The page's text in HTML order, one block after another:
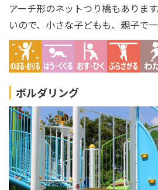
アーチ形のネットつり橋もありま
いので、小さな子どもも、親子で
ボルダリング